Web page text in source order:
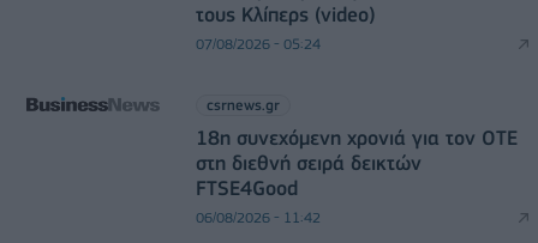
τους Κλίπερς (video)
07/08/2026 - 05:24
csrnews.gr
18η συνεχόμενη χρονιά για τον ΟΤΕ
στη διεθνή σειρά δεικτών
FTSE4Good
06/08/2026 - 11:42